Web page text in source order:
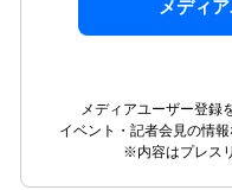
メディ
メディアユーザー登録
イベント・記者会見の情
※内容はプレス